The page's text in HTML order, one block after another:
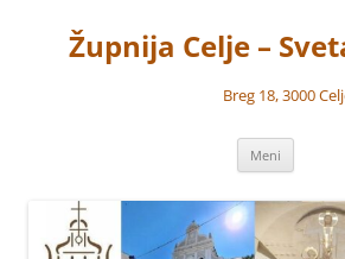
vsebinoŽupnija Celje –
Breg 18, 3000
Meni